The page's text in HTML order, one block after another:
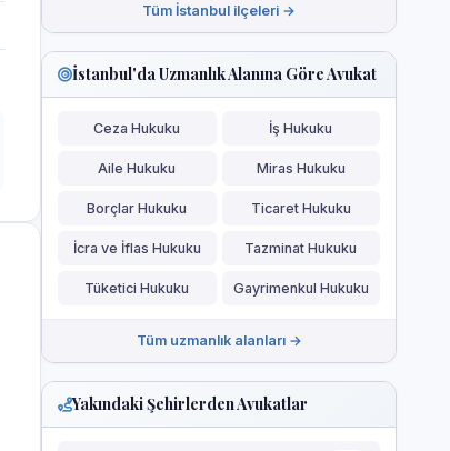
Tüm İstanbul ilçeleri →
İstanbul'da Uzmanlık Alanına Göre Avukat
Ceza Hukuku İş Hukuku
Aile Hukuku Miras Hukuku
Borçlar Hukuku Ticaret Hukuku
İcra ve İflas Hukuku Tazminat Hukuku
Tüketici Hukuku Gayrimenkul Hukuku
Tüm uzmanlık alanları →
Yakındaki Şehirlerden Avukatlar